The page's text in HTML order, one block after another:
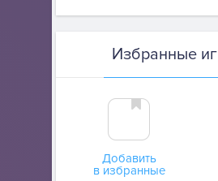
Избранные
Добавить
в избранные